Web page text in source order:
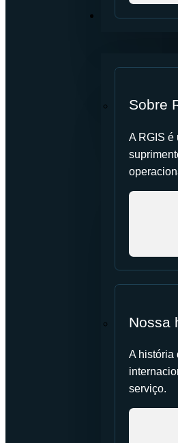
SOBRE NÓS
Sobre
A RGIS é
Nossa
A história
serviço.